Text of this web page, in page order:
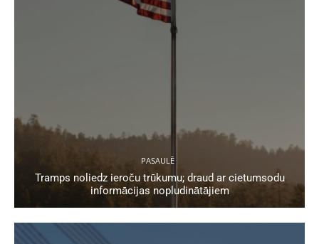
PASAULĒ
Tramps noliedz ieroču trūkumu; draud ar cietumsodu
informācijas nopludinātājiem